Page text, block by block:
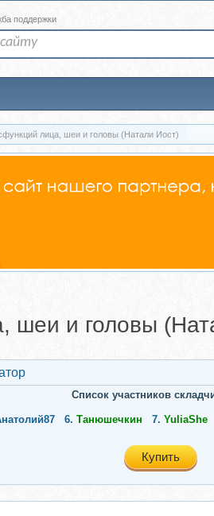
поддержки
лица, шеи и головы (Натали Иост)
шеи и головы
Список участников
6. Танюшечкин 7. YuliaShe
Купить